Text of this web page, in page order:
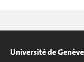
Université de Genève